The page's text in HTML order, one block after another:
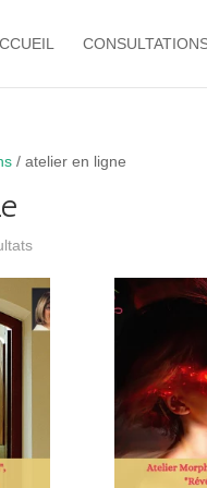
/ atelier en ligne